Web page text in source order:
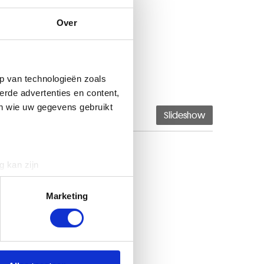
Over
van technologieën zoals
advertenties en content,
wie uw gegevens gebruikt
kan zijn
detailgedeelte in. U kunt uw
Marketing
Slideshow